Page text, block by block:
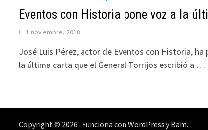
Eventos con Historia pone voz a la
1 noviembre, 2018
José Luis Pérez, actor de Eventos con Historia, ha
la última carta que el General Torrijos escribió a …
Copyright © 2026. Funciona conWordPress yBam.